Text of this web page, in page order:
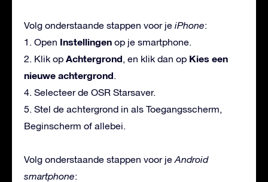
Volg onderstaande stappen voor je iPhone:
1. Open Instellingen op je smartphone.
2. Klik op Achtergrond , en klik dan op Kies een
nieuwe achtergrond
4. Selecteer de OSR Starsaver.
5. Stel de achtergrond in als Toegangsscherm,
Beginscherm of allebei.
Volg onderstaande stappen voor je Android
smartphone: